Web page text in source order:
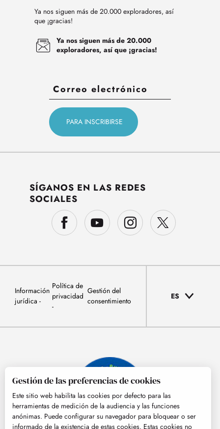
Ya nos siguen más de 20.000 exploradores, así
que ¡gracias!
Ya nos siguen más de 20.000
exploradores, así que ¡gracias!
SÍGANOS EN LAS REDES
SOCIALES
Información
jurídica
Política de
privacidad
Gestión del
consentimiento
ES
Gestión de las preferencias de cookies
Este sitio web habilita las cookies por defecto para las
herramientas de medición de la audiencia y las funciones
anónimas. Puede configurar su navegador para bloquear o ser
informado de la existencia de estas cookies. Estas cookies no